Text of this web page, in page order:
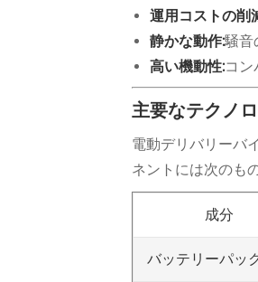
運用コストの削
静かな動作:騒音
高い機動性:コン
主要なテクノ
電動デリバリーバ
ネントには次のも
成分
バッテリーパッ